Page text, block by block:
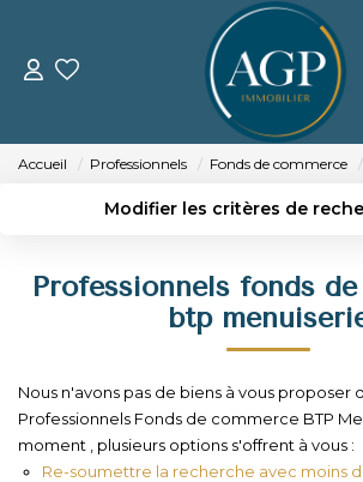
ACHETER
Nos Biens Vendus
GERER
Accueil Professionnels Fonds de commerce
Modifier les critères de
Sélectionnez...
Type de bien
Surface min
Créer une alerte
Professionnels fonds
btp
Nous n'avons pas de biens à vous proposer
Professionnels Fonds de commerce BTP
moment , plusieurs options s'offrent à vous :
Re-soumettre la recherche avec moins